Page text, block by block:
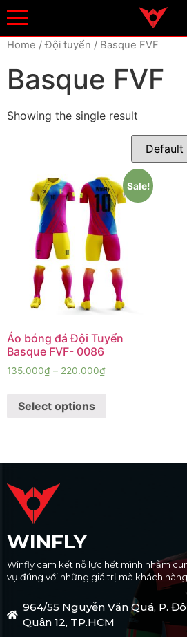
Home / Đội tuyển / Basque FVF
Basque FVF
Showing the single result
Sale!
Áo bóng đá Đội Tuyển
Basque FVF- 0086
135.000₫ – 220.000₫
Select options
WINFLY
Winfly cam kết nỗ lực hết mình nhằm
vụ đúng với những giá trị mà khách
964/55 Nguyễn Văn Quá, P.
Quận 12, TP.HCM